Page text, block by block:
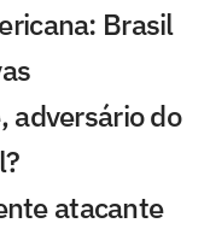
Brasil
adversário do
atacante